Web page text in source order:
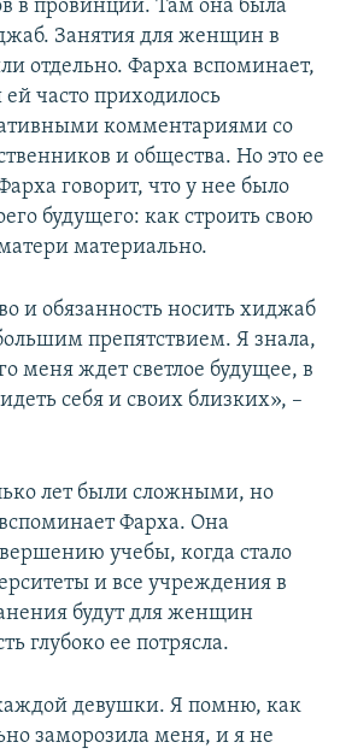
в провинции. Там она была
Занятия для женщин в
отдельно. Фарха вспоминает,
часто приходилось
комментариями со
и общества. Но это ее
говорит, что у нее было
будущего: как строить свою
материально.
и обязанность носить хиджаб
препятствием. Я знала,
меня ждет светлое будущее, в
себя и своих близких», –
лет были сложными, но
Фарха. Она
учебы, когда стало
и все учреждения в
будут для женщин
глубоко ее потрясла.
девушки. Я помню, как
заморозила меня, и я не